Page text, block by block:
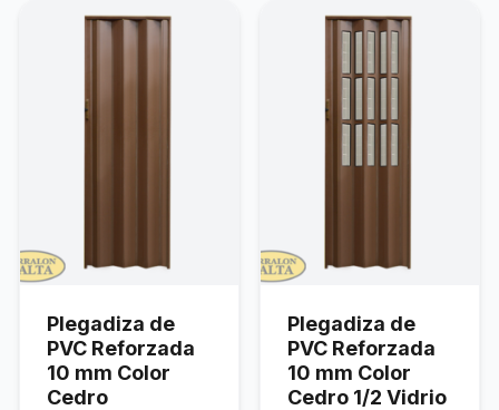
Plegadiza de
PVC Reforzada
10 mm Color
Cedro
Plegadiza de
PVC Reforzada
10 mm Color
Cedro 1/2 Vidrio